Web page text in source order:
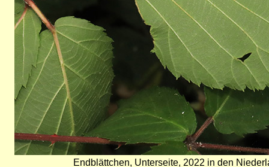
Endblättchen, Unterseite, 2022 in den